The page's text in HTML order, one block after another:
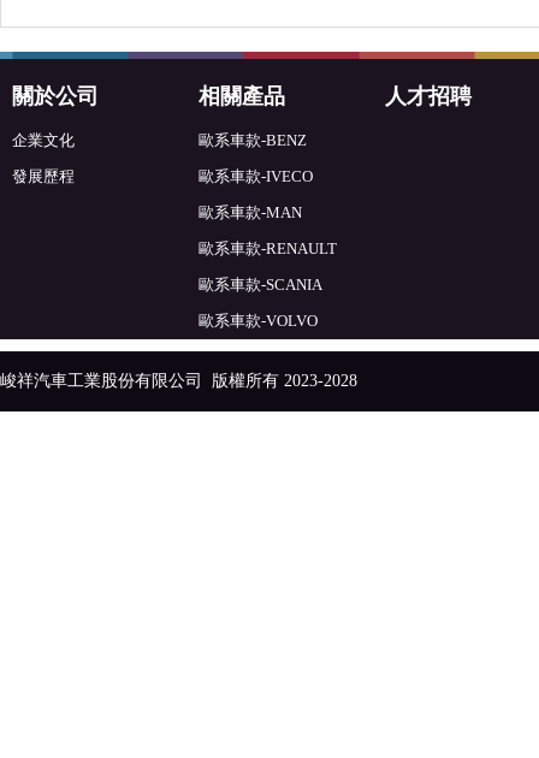
關於公司
企業文化
發展歷程
相關產品
歐系車款-BENZ
歐系車款-IVECO
歐系車款-MAN
歐系車款-RENAULT
歐系車款-SCANIA
歐系車款-VOLVO
人才招聘
峻祥汽車工業股份有限公司 版權所有 2023-2028